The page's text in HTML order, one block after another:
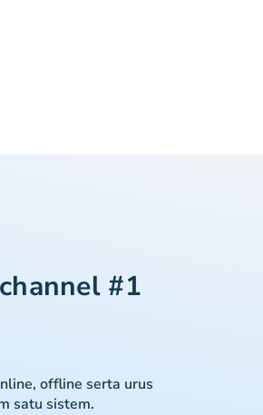
#1
offline serta urus
satu sistem.